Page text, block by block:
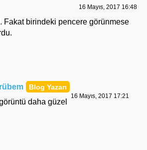
16 Mayıs, 2017 16:48
Fakat birindeki pencere görünmese
16 Mayıs, 2017 17:21
daha güzel